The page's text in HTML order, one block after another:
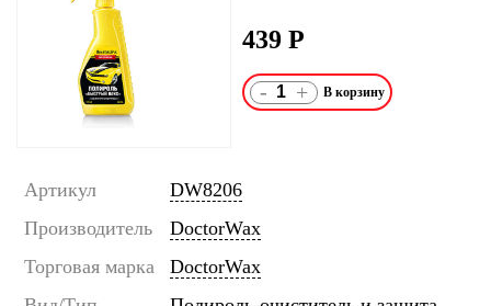
439 Р
- +
Артикул
DW8206
Производитель
DoctorWax
Торговая марка
DoctorWax